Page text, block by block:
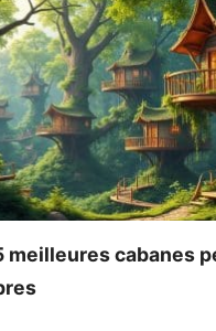
meilleures cabanes